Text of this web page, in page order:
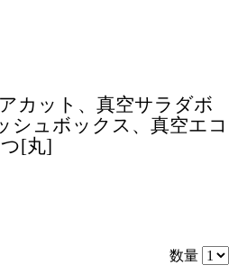
カット、真空サラダボ
シュボックス、真空エコ
[丸]
数量